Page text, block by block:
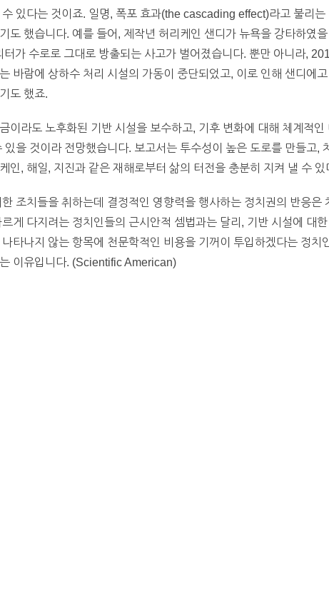
있다는 것이죠. 일명, 폭포 효과(the cascading effect)라고 불리
도 했습니다. 예를 들어, 제작년 허리케인 샌디가 뉴욕을 강타하였
터가 수로로 그대로 방출되는 사고가 벌어졌습니다. 뿐만 아니라,
바람에 상하수 처리 시설의 가동이 중단되었고, 이로 인해 샌디에
도 했죠.
이라도 노후화된 기반 시설을 보수하고, 기후 변화에 대해 체계적
있을 것이라 전망했습니다. 보고서는 투수성이 높은 도로를 만들고,
인, 해일, 지진과 같은 재해로부터 삶의 터전을 충분히 지켜 낼 수 있
조치들을 취하는데 결정적인 영향력을 행사하는 정치권의 반응은
게 다지려는 정치인들의 근시안적 셈법과는 달리, 기반 시설에 대
나타나지 않는 항목에 천문학적인 비용을 기꺼이 투입하겠다는 정
이유입니다. (Scientific American)